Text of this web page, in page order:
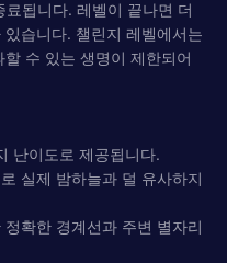
됩니다. 레벨이 끝나면 더
습니다. 챌린지 레벨에서는
수 있는 생명이 제한되어
난이도로 제공됩니다.
실제 밤하늘과 덜 유사하지
확한 경계선과 주변 별자리